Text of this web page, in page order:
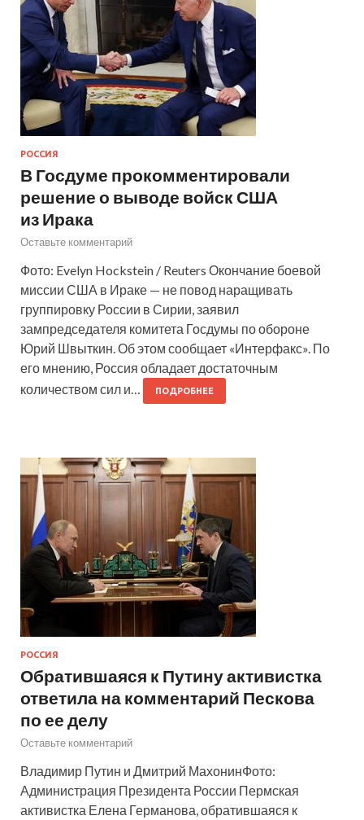
РОССИЯ
В Госдуме прокомментировали
решение о выводе войск США
из Ирака
Оставьте комментарий
Фото: Evelyn Hockstein / Reuters Окончание боевой
миссии США в Ираке — не повод наращивать
группировку России в Сирии, заявил
зампредседателя комитета Госдумы по обороне
Юрий Швыткин. Об этом сообщает «Интерфакс». По
его мнению, Россия обладает достаточным
количеством сил и…
ПОДРОБНЕЕ
РОССИЯ
Обратившаяся к Путину активистка
ответила на комментарий Пескова
по ее делу
Оставьте комментарий
Владимир Путин и Дмитрий МахонинФото:
Администрация Президента России Пермская
активистка Елена Германова, обратившаяся к